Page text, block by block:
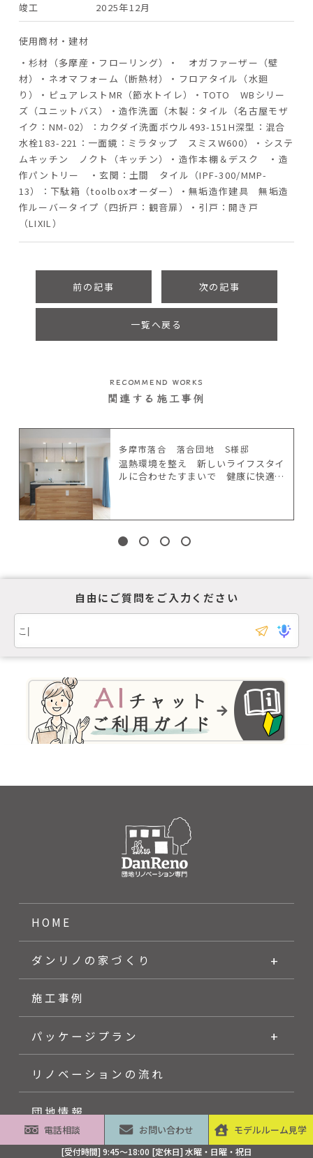
モデルルーム見学
お問い合わせ
電話相談
[受付時間] 9:45～18:00 [定休日] 水曜・日曜・祝日
竣工 2025年12月
使用商材・建材
・杉材（多摩産・フローリング）・ オガファーザー（壁
材）・ネオマフォーム（断熱材）・フロアタイル（水廻
り）・ピュアレストMR（節水トイレ）・TOTO WBシリー
ズ（ユニットバス）・造作洗面（木製：タイル（名古屋モザ
イク：NM-02）：カクダイ洗面ボウル493-151H深型：混合
水栓183-221：一面鏡：ミラタップ スミスW600）・システ
ムキッチン ノクト（キッチン）・造作本棚＆デスク ・造
作パントリー ・玄関：土間 タイル（IPF-300/MMP-
13）：下駄箱（toolboxオーダー）・無垢造作建具 無垢造
作ルーバータイプ（四折戸：観音扉）・引戸：開き戸
（LIXIL）
前の記事 次の記事
一覧へ戻る
RECOMMEND WORKS
関連する施工事例
多摩市落合 落合団地 S様邸
温熱環境を整え 新しいライフスタイ
ルに合わせたすまいで 健康に快適に
自由にご質問をご入力ください
HOME
ダンリノの家づくり
施工事例
パッケージプラン
リノベーションの流れ
団地情報
イベント情報